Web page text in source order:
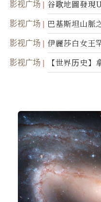
影视广场 谷歌地圖發現
影视广场 巴基斯坦山脈
影视广场 伊麗莎白女王
影视广场 【世界历史】